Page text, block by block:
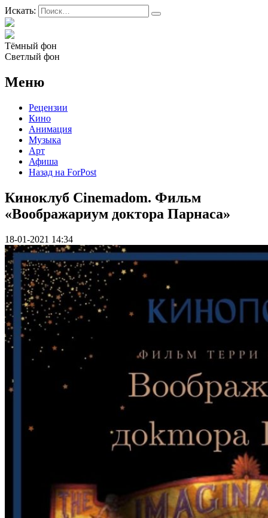
Искать:
Тёмный фон
Светлый фон
Меню
Рецензии
Кино
Анимация
Музыка
Арт
Афиша
Назад на ForPost
Киноклуб Cinemadom. Фильм
«Воображариум доктора Парнаса»
18-01-2021 14:34